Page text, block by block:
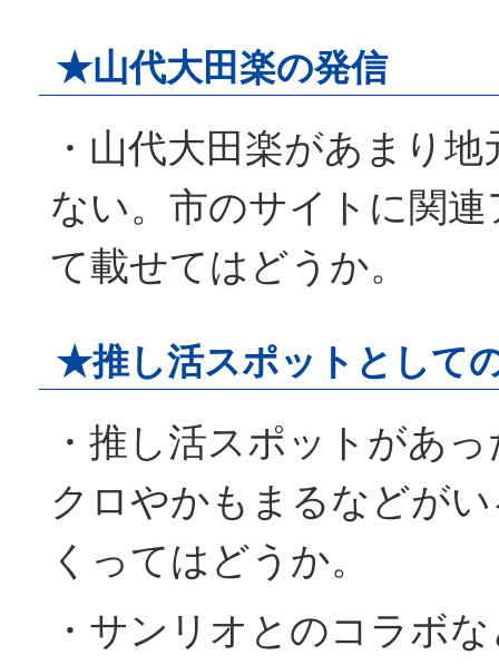
★山代大田楽の発信
・山代大田楽があまり
ない。市のサイトに関
て載せてはどうか。
★推し活スポットとして
・推し活スポットがあ
クロやかもまるなどが
くってはどうか。
・サンリオとのコラボ